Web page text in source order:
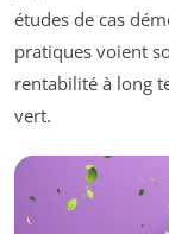
études de cas
pratiques voient
rentabilité à long
vert.